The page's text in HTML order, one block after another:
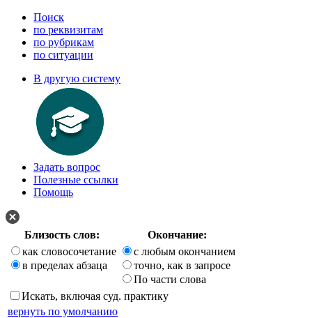
Поиск
по реквизитам
по рубрикам
по ситуации
В другую систему
Задать вопрос
Полезные ссылки
Помощь
Близость слов:
Окончание:
как словосочетание
в пределах абзаца
с любым окончанием
точно, как в запросе
По части слова
Искать, включая суд. практику
вернуть по умолчанию